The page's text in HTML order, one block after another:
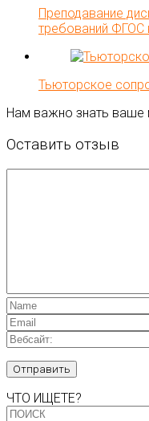
Преподавание
требований
Тьюторское
Нам важно знать ваше
Оставить отзыв
ЧТО ИЩЕТЕ?